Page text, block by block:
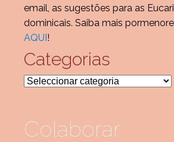
email, as sugestões para as
dominicais. Saiba mais
AQUI !
Categorias
Categorias
Colaborar